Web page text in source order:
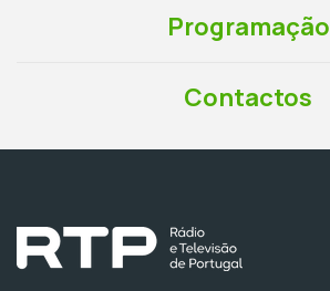
Programação
Contactos